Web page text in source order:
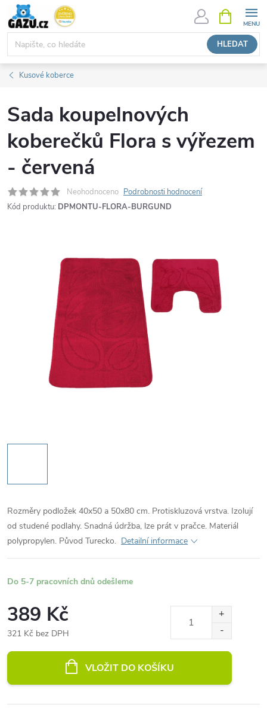
Přejít
obsah
HLEDAT
NÁKUPNÍ
KOŠÍK
Kusové koberce
Sada koupelnových
koberečků Flora s výřezem
- červená
Neohodnoceno Podrobnosti hodnocení
Kód produktu: DPMONTU-FLORA-BURGUND
Rozměry podložek 40x50 a 50x80 cm. Protiskluzová vrstva. Izolují
od studené podlahy. Snadná údržba, lze prát v pračce. Materiál
polypropylen. Původ Turecko. Detailní informace
Do 5-7 pracovních dnů odešleme
389 Kč
321 Kč bez DPH
VLOŽIT DO KOŠÍKU